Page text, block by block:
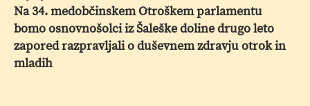
Na 34. medobčinskem Otroškem parlamentu
bomo osnovnošolci iz Šaleške doline drugo leto
zapored razpravljali o duševnem zdravju otrok in
mladih